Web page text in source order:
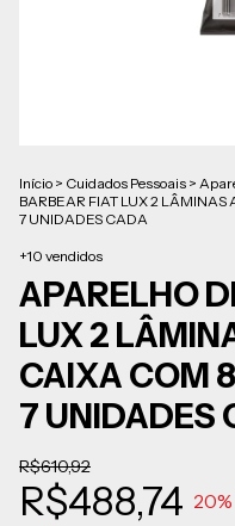
Início > Cuidados Pessoais >
BARBEAR FIAT LUX 2
7 UNIDADES CADA
+10 vendidos
APARELHO
LUX 2
CAIXA COM
7 UNIDADES
R$610,92
R$488,74 20